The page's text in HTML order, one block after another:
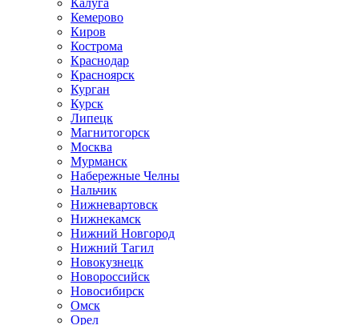
Калуга
Кемерово
Киров
Кострома
Краснодар
Красноярск
Курган
Курск
Липецк
Магнитогорск
Москва
Мурманск
Набережные Челны
Нальчик
Нижневартовск
Нижнекамск
Нижний Новгород
Нижний Тагил
Новокузнецк
Новороссийск
Новосибирск
Омск
Орел